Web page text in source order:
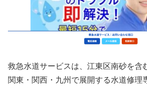
救急水道サービスは、江東区南砂を含
関東・関西・九州で展開する水道修理